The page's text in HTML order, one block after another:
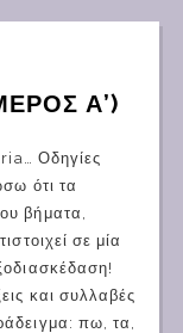
Α’)
Οδηγίες
ότι τα
βήματα,
σε μία
και συλλαβές
πω, τα,